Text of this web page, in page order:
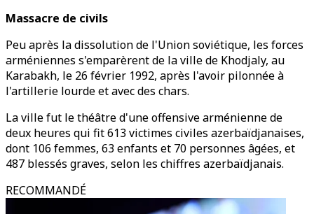
Massacre de civils
Peu après la dissolution de l'Union soviétique, les forces
arméniennes s'emparèrent de la ville de Khodjaly, au
Karabakh, le 26 février 1992, après l'avoir pilonnée à
l'artillerie lourde et avec des chars.
La ville fut le théâtre d'une offensive arménienne de
deux heures qui fit 613 victimes civiles azerbaïdjanaises,
dont 106 femmes, 63 enfants et 70 personnes âgées, et
487 blessés graves, selon les chiffres azerbaïdjanais.
RECOMMANDÉ